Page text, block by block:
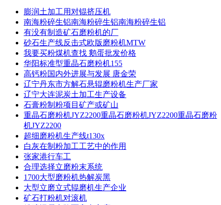
膨润土加工用对锟挤压机
南海粉碎生铝南海粉碎生铝南海粉碎生铝
有没有制造矿石磨粉机的厂
砂石生产线反击式欧版磨粉机MTW
我要买粉煤机查找 鹅蛋批发价格
华阳标准型重晶石磨粉机155
高钙粉国内外进展与发展 唐金荣
辽宁丹东市方解石悬辊磨粉机生产厂家
辽宁大连泥炭土加工生产设备
石膏粉制粉项目矿产或矿山
重晶石磨粉机JYZ2200重晶石磨粉机JYZ2200重晶石磨粉
机JYZ2200
超细磨粉机生产线t130x
白灰在制粉加工工艺中的作用
张家港行车工
合理选择立磨粉末系统
1700大型磨粉机热解炭黑
大型立磨立式辊磨机生产企业
矿石打粉机对滚机